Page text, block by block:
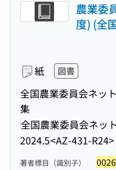
農業委
度) (全
紙 図書
全国農業委員会ネッ
集
全国農業委員会ネッ
2024.5<AZ-431-R24>
著者標目（識別子）